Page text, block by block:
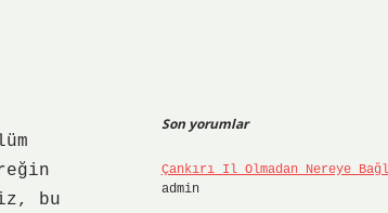
bu
Son yorumlar
Çankırı Il Olmadan Nereye
admin